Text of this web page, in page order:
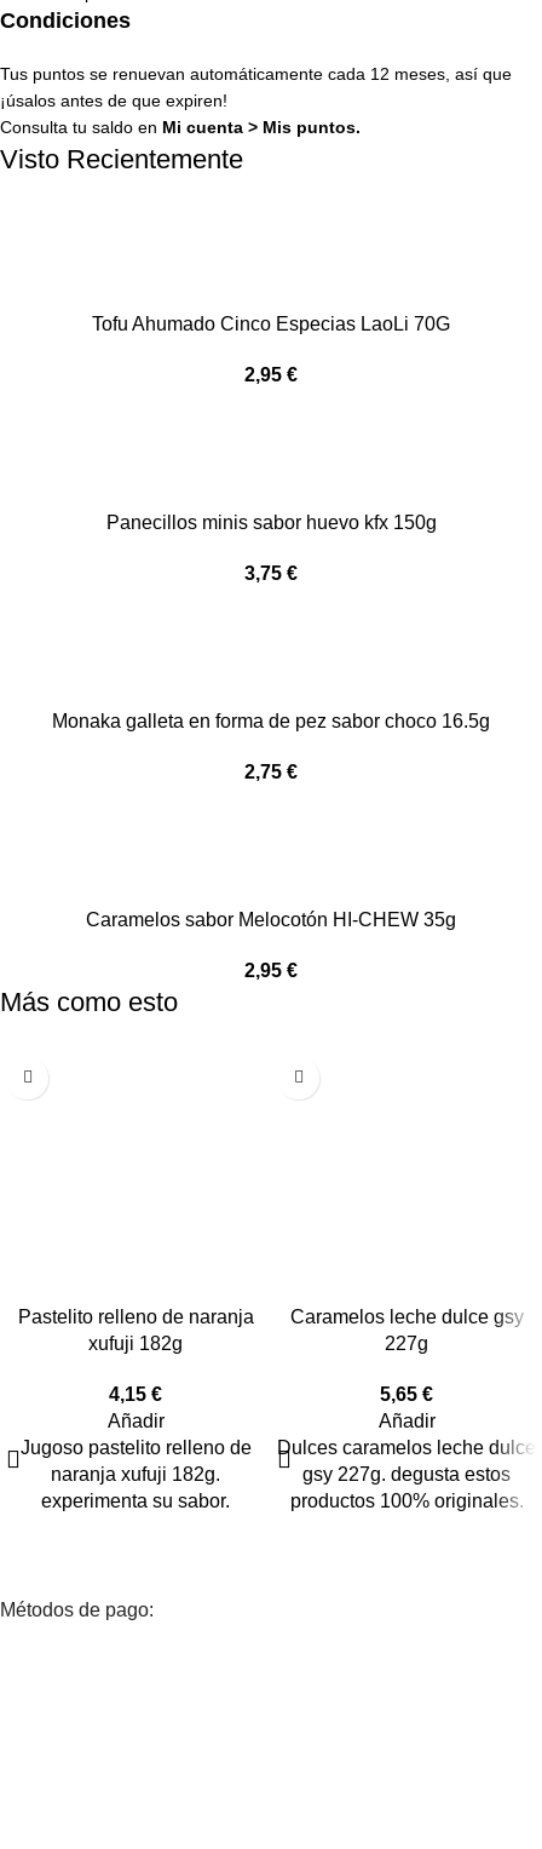
Condiciones
Tus puntos se renuevan automáticamente cada 12 meses, así que
¡úsalos antes de que expiren!
Consulta tu saldo en Mi cuenta > Mis puntos.
Visto Recientemente
Tofu Ahumado Cinco Especias LaoLi 70G
2,95 €
Panecillos minis sabor huevo kfx 150g
3,75 €
Monaka galleta en forma de pez sabor choco 16.5g
2,75 €
Caramelos sabor Melocotón HI-CHEW 35g
2,95 €
Más como esto
Pastelito relleno de naranja
xufuji 182g
4,15 €
Añadir
Jugoso pastelito relleno de
naranja xufuji 182g.
experimenta su sabor.
Caramelos leche dulce gsy
227g
5,65 €
Añadir
Dulces caramelos leche dulce
gsy 227g. degusta estos
productos 100% originales.
Métodos de pago: